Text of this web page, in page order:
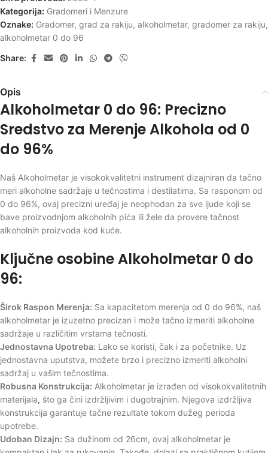
Kategorija: Gradomeri i Menzure
Oznake: Gradomer, grad za rakiju, alkoholmetar, gradomer za rakiju,
alkoholmetar 0 do 96
Share:
Opis
Alkoholmetar 0 do 96: Precizno
Sredstvo za Merenje Alkohola od 0
do 96%
Naš Alkoholmetar je visokokvalitetni instrument dizajniran da tačno
meri alkoholne sadržaje u tečnostima i destilatima. Sa rasponom od
0 do 96%, ovaj precizni uređaj je neophodan za sve ljude koji se
bave proizvodnjom alkoholnih pića ili žele da provere tačnost
alkoholnih proizvoda kod kuće.
Ključne osobine Alkoholmetar 0 do
96:
Širok Raspon Merenja: Sa kapacitetom merenja od 0 do 96%, naš
alkoholmetar je izuzetno precizan i može tačno izmeriti alkoholne
sadržaje u različitim vrstama tečnosti.
Jednostavna Upotreba: Lako se koristi, čak i za početnike. Uz
jednostavna uputstva, možete brzo i precizno izmeriti alkoholni
sadržaj u vašim tečnostima.
Robusna Konstrukcija: Alkoholmetar je izrađen od visokokvalitetnih
materijala, što ga čini izdržljivim i dugotrajnim. Njegova izdržljiva
konstrukcija garantuje tačne rezultate tokom dužeg perioda
upotrebe.
Udoban Dizajn: Sa dužinom od 26cm, ovaj alkoholmetar je